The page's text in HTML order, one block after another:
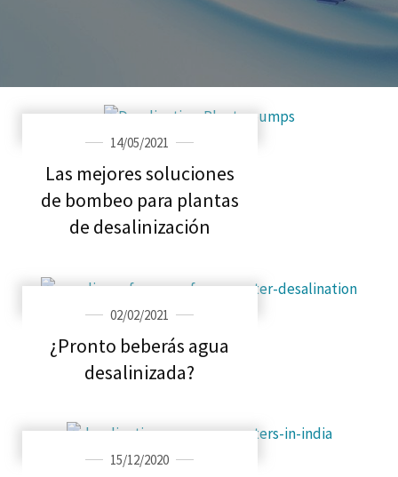
14/05/2021
Las mejores soluciones
de bombeo para plantas
de desalinización
02/02/2021
¿Pronto beberás agua
desalinizada?
15/12/2020